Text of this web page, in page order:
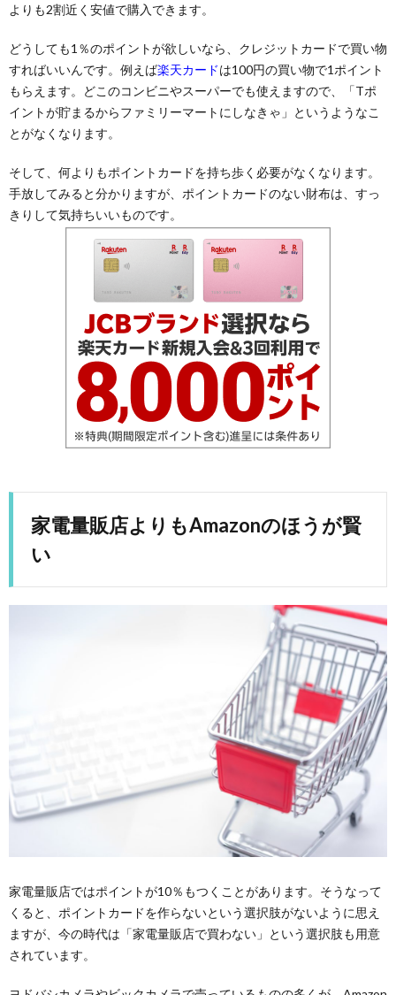
よりも2割近く安値で購入できます。
どうしても1％のポイントが欲しいなら、クレジットカードで買い物
すればいいんです。例えば楽天カードは100円の買い物で1ポイント
もらえます。どこのコンビニやスーパーでも使えますので、「Tポ
イントが貯まるからファミリーマートにしなきゃ」というようなこ
とがなくなります。
そして、何よりもポイントカードを持ち歩く必要がなくなります。
手放してみると分かりますが、ポイントカードのない財布は、すっ
きりして気持ちいいものです。
家電量販店よりもAmazonのほうが賢
い
家電量販店ではポイントが10％もつくことがあります。そうなって
くると、ポイントカードを作らないという選択肢がないように思え
ますが、今の時代は「家電量販店で買わない」という選択肢も用意
されています。